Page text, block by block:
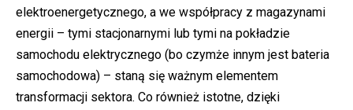
elektroenergetycznego, a we współpracy z magazynami
energii – tymi stacjonarnymi lub tymi na pokładzie
samochodu elektrycznego (bo czymże innym jest bateria
samochodowa) – staną się ważnym elementem
transformacji sektora. Co również istotne, dzięki